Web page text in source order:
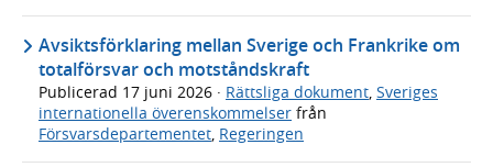
Avsiktsförklaring mellan Sverige och Frankrike om
totalförsvar och motståndskraft
Publicerad 17 juni 2026 · Rättsliga dokument, Sveriges
internationella överenskommelser från
Försvarsdepartementet, Regeringen